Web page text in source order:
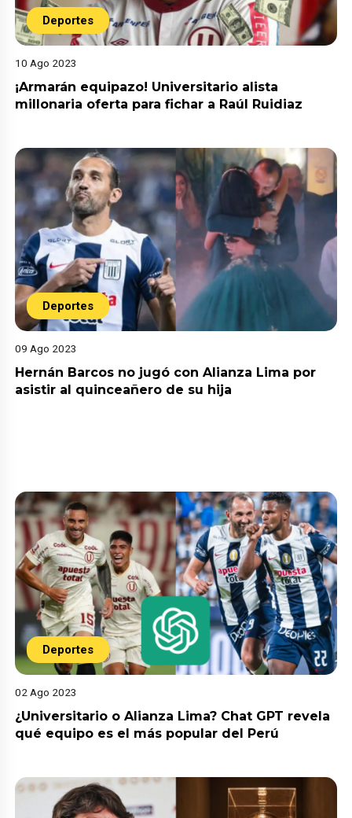
Deportes
10 Ago 2023
¡Armarán equipazo! Universitario alista
millonaria oferta para fichar a Raúl Ruidiaz
Deportes
09 Ago 2023
Hernán Barcos no jugó con Alianza Lima por
asistir al quinceañero de su hija
Deportes
02 Ago 2023
¿Universitario o Alianza Lima? Chat GPT revela
qué equipo es el más popular del Perú